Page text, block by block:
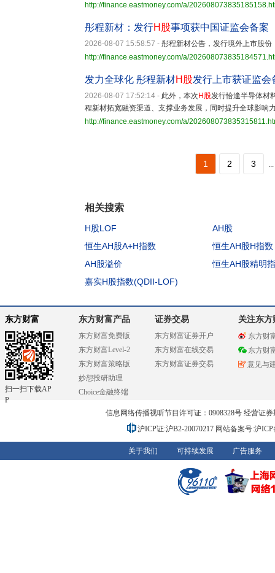
http://finance.eastmoney.com/a/
彤程新材：发行H股事项获中国证监会备案
2026-08-07 15:58:57 - 彤程新材公告，发行境外上市股份
http://finance.eastmoney.com/a/
发力全球化 彤程新材H股发行上市获证监会
2026-08-07 17:52:14 - 此外，本次 H股发行恰逢半导体材
程新材拓宽融资渠道、支撑业务发展，同时提升全球影响
http://finance.eastmoney.com/a/
1 2 3 ...
相关搜索
H股LOF
AH股
恒生AH股A+H指数
恒生AH股H指数
AH股溢价
恒生AH股精明
嘉实H股指数(QDII-LOF)
东方财富
扫一扫下载AP
P
东方财富产品
东方财富免费版
东方财富Level-2
东方财富策略版
妙想投研助理
Choice金融终端
证券交易
东方财富证券开户
东方财富在线交易
东方财富证券交易
关注东方
东方财
东方财
意见与
信息网络传播视听节目许可证：0908328号 经营证
沪ICP证:沪B2-20070217 网站备案号:沪
关于我们 可持续发展 广告服务